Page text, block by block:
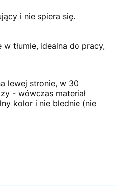
i nie spiera się.
tłumie, idealna do pracy,
lewej stronie, w 30
- wówczas materiał
kolor i nie blednie (nie